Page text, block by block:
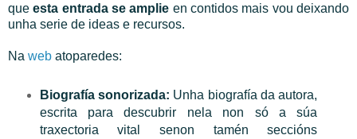
queesta entrada se amplie en contidos mais vou deixando
unha serie de ideas e recursos.
Na web atoparedes:
Biografía sonorizada: Unha biografía da autora,
escrita para descubrir nela non só a súa
traxectoria vital senon tamén seccións